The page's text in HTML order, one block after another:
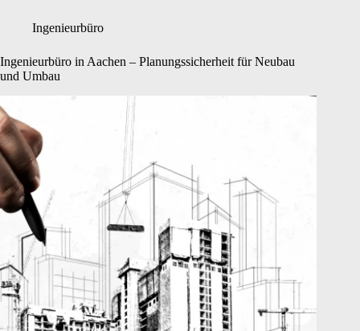
Ingenieurbüro
Ingenieurbüro in Aachen – Planungssicherheit für Neubau
und Umbau